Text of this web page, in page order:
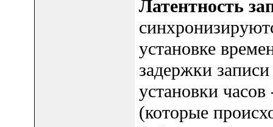
Латентность
установке
задержки
установки
(которые